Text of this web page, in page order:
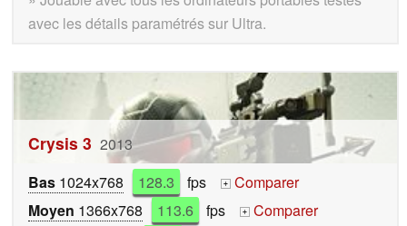
avec les détails paramétrés sur Ultra.
Crysis 3 2013
Bas 1024x768 128.3 fps +
Comparer
Moyen 1366x768 113.6 fps +
Comparer